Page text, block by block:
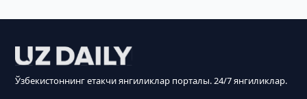
Ўзбекистоннинг етакчи янгиликлар порталы. 24/7 янгиликлар.